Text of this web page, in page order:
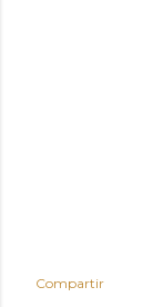
Compartir